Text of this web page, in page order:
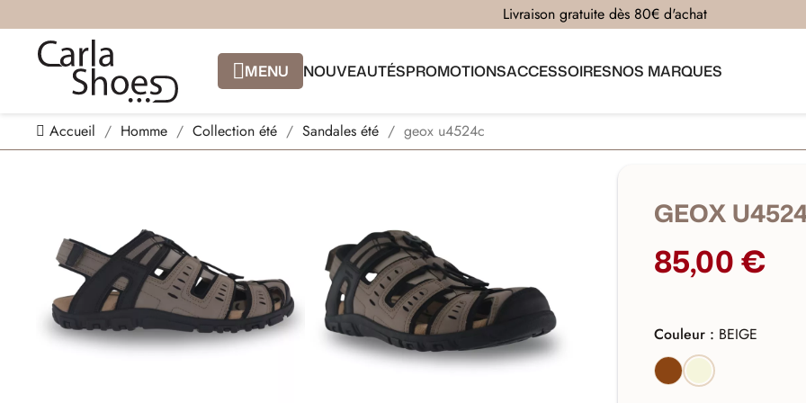
Livraison gratuite dès 80€ d'achat
MENU NOUVEAUTÉSPROMOTIONSACCESSOIRESNOS MARQUES
Accueil Homme Collection été Sandales été geox u4524c
GEOX
85,00 €
Couleur : BEIGE
MARRONBEIGE